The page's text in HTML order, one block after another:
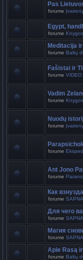
Pas
forume
Egypt,
forume
Meditacija
forume Baltų
Fašistai ir
forume VIDEO
Vadim
forume
Nuodų
forume
forume
Ant Jono
forume
Как
forume
Для чего
forume
Магия
forume
Apie Rasą
forume Baltų